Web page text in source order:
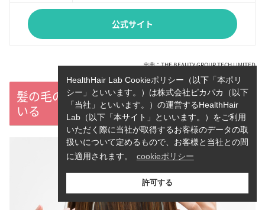
公式サイト
出典：THE BEAUTY GROUP TECH LIMITED
髪の毛の太さが頭皮の柔らかさに関係して
いる
HealthHair Lab Cookieポリシー（以下「本ポリ
シー」といいます。）は株式会社ピカパカ（以下
「当社」といいます。）の運営するHealthHair
Lab（以下「本サイト」といいます。）をご利用
いただく際に当社が取得するお客様のデータの取
扱いについて定めるもので、お客様と当社との間
に適用されます。
cookieポリシー
許可する